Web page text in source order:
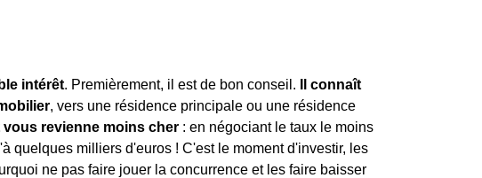
intérêt. Premièrement, il est de bon conseil.
Il connaît
, vers une résidence principale ou une résidence
revienne moins cher : en négociant le taux le moins
quelques milliers d'euros ! C'est le moment d'investir, les
ne pas faire jouer la concurrence et les faire baisser